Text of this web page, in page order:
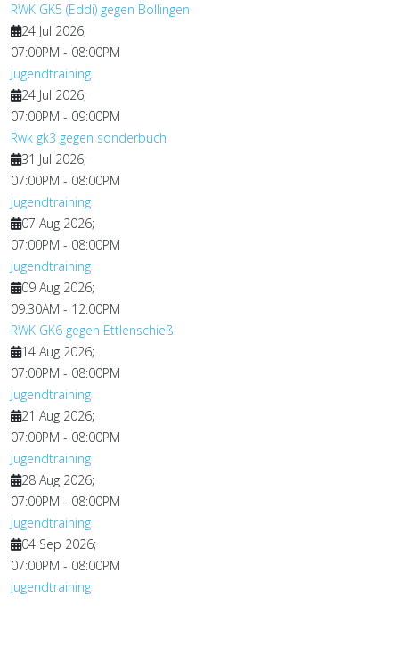
RWK GK5 (Eddi) gegen Bollingen
24 Jul 2026;
07:00PM - 08:00PM
Jugendtraining
24 Jul 2026;
07:00PM - 09:00PM
Rwk gk3 gegen sonderbuch
31 Jul 2026;
07:00PM - 08:00PM
Jugendtraining
07 Aug 2026;
07:00PM - 08:00PM
Jugendtraining
09 Aug 2026;
09:30AM - 12:00PM
RWK GK6 gegen Ettlenschieß
14 Aug 2026;
07:00PM - 08:00PM
Jugendtraining
21 Aug 2026;
07:00PM - 08:00PM
Jugendtraining
28 Aug 2026;
07:00PM - 08:00PM
Jugendtraining
04 Sep 2026;
07:00PM - 08:00PM
Jugendtraining